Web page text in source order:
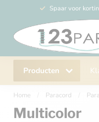
Spaar voor
Producten
Home Paracord
Multicolor